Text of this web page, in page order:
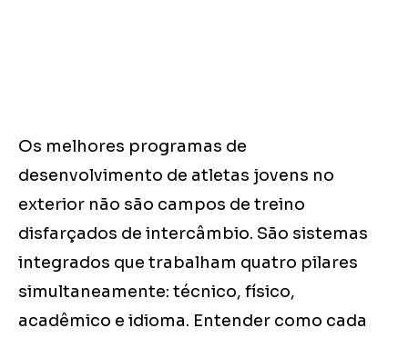
Os melhores programas de
desenvolvimento de atletas jovens no
exterior não são campos de treino
disfarçados de intercâmbio. São sistemas
integrados que trabalham quatro pilares
simultaneamente: técnico, físico,
acadêmico e idioma. Entender como cada